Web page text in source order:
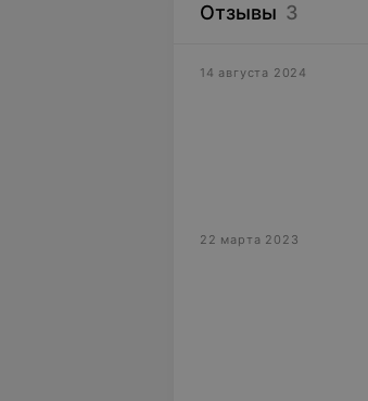
Отзывы 3
14 августа 2024
22 марта 2023